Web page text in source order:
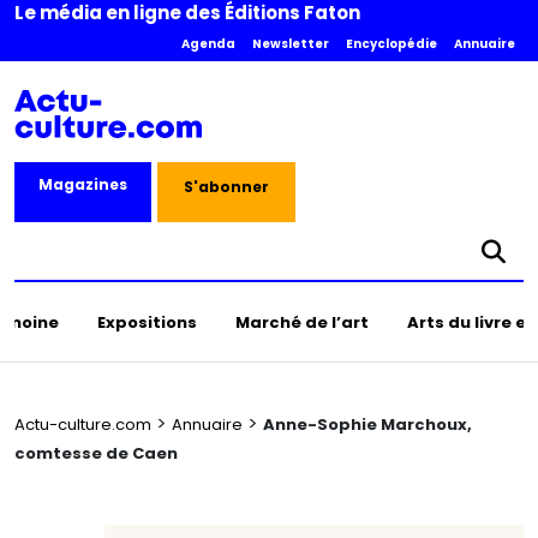
Le média en ligne des Éditions Faton
Agenda Newsletter Encyclopédie Annuaire
Magazines S'abonner
Expositions Marché de l’art Arts du livre
Actu-culture.com > Annuaire > Anne-Sophie Marchoux,
comtesse de Caen